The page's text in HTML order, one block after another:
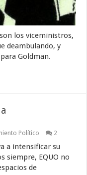
los viceministros,
deambulando, y
Goldman.
Político 2
a intensificar su
siempre, EQUO no
de